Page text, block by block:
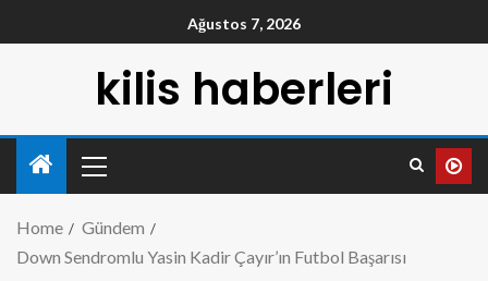
Ağustos 7, 2026
kilis haberleri
Home
Gündem
Down Sendromlu Yasin Kadir Çayır’ın Futbol Başarısı